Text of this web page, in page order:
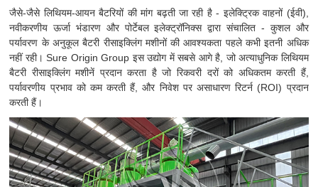
जैसे-जैसे लिथियम-आयन बैटरियों की मांग बढ़ती जा रही है - इलेक्ट्रिक वाहनों (ईवी),
नवीकरणीय ऊर्जा भंडारण और पोर्टेबल इलेक्ट्रॉनिक्स द्वारा संचालित - कुशल और
पर्यावरण के अनुकूल बैटरी रीसाइक्लिंग मशीनों की आवश्यकता पहले कभी इतनी अधिक
नहीं रही। Sure Origin Group इस उद्योग में सबसे आगे है, जो अत्याधुनिक लिथियम
बैटरी रीसाइक्लिंग मशीनें प्रदान करता है जो रिकवरी दरों को अधिकतम करती हैं,
पर्यावरणीय प्रभाव को कम करती हैं, और निवेश पर असाधारण रिटर्न (ROI) प्रदान
करती हैं।